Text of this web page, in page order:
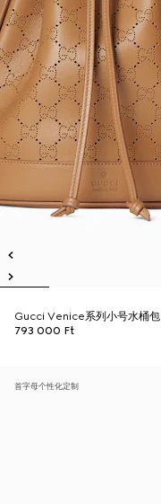
Gucci Venice系列小号水桶包
793 000 Ft
首字母个性化定制